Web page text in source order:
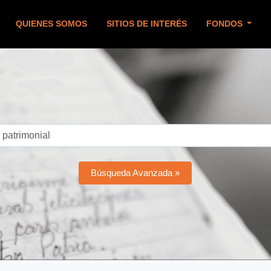
QUIENES SOMOS SITIOS DE INTERÉS FONDOS
Búsqueda Avanzada »